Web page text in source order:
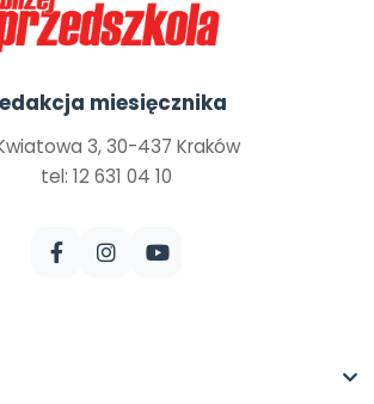
miesięcznika
3, 30-437 Kraków
tel: 12 631 04 10